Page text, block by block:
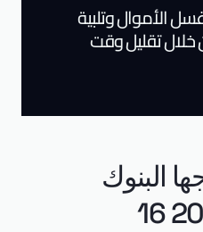
الأموال وتلبية
خلال تقليل وقت
البنوك